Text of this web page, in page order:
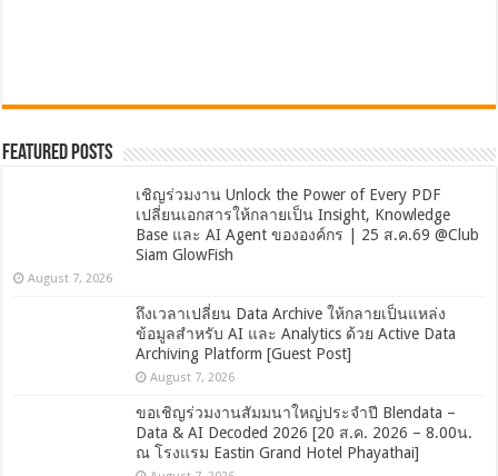
Featured Posts
เชิญร่วมงาน Unlock the Power of Every PDF
เปลี่ยนเอกสารให้กลายเป็น Insight, Knowledge
Base และ AI Agent ขององค์กร | 25 ส.ค.69 @Club
Siam GlowFish
August 7, 2026
ถึงเวลาเปลี่ยน Data Archive ให้กลายเป็นแหล่ง
ข้อมูลสำหรับ AI และ Analytics ด้วย Active Data
Archiving Platform [Guest Post]
August 7, 2026
ขอเชิญร่วมงานสัมมนาใหญ่ประจำปี Blendata –
Data & AI Decoded 2026 [20 ส.ค. 2026 – 8.00น.
ณ โรงแรม Eastin Grand Hotel Phayathai]